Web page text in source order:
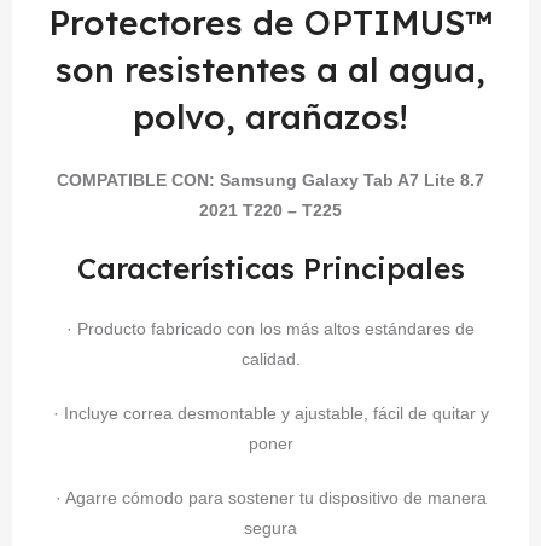
Protectores de OPTIMUS™
son resistentes a al agua,
polvo, arañazos!
COMPATIBLE CON: Samsung Galaxy Tab A7 Lite 8.7
2021 T220 – T225
Características Principales
· Producto fabricado con los más altos estándares de
calidad.
· Incluye correa desmontable y ajustable, fácil de quitar y
poner
· Agarre cómodo para sostener tu dispositivo de manera
segura